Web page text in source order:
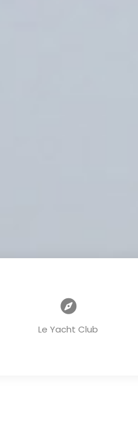
ACCUEIL
Le Yacht Club